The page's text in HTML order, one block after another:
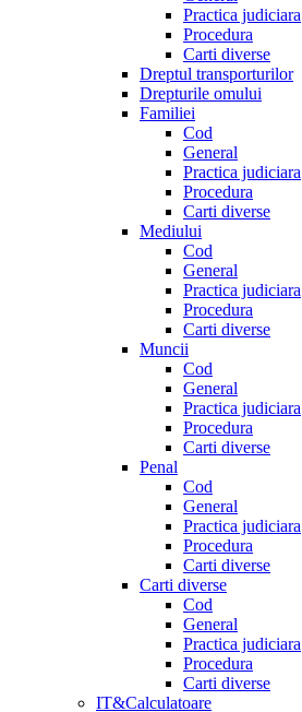
Practica judiciara
Procedura
Carti diverse
Dreptul transporturilor
Drepturile omului
Familiei
Cod
General
Practica judiciara
Procedura
Carti diverse
Mediului
Cod
General
Practica judiciara
Procedura
Carti diverse
Muncii
Cod
General
Practica judiciara
Procedura
Carti diverse
Penal
Cod
General
Practica judiciara
Procedura
Carti diverse
Carti diverse
Cod
General
Practica judiciara
Procedura
Carti diverse
IT&Calculatoare